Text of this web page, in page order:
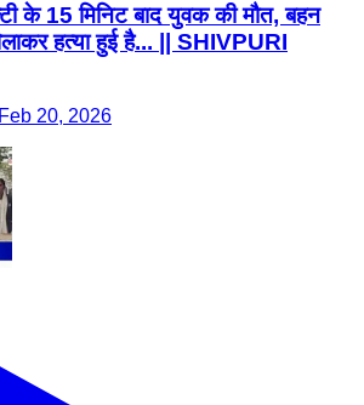
के 15 मिनिट बाद युवक की मौत, बहन
हत्या हुई है... || SHIVPURI
20, 2026